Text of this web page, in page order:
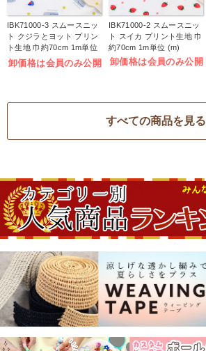
IBK71000-3 スムースニッ
ト クジラとヨット プリン
ト生地 巾約70cm 1m単位
(m)
卸価格は会員のみ公開
IBK71000-2 スムースニッ
ト スイカ プリント生地 巾
約70cm 1m単位 (m)
卸価格は会員のみ公開
すべての商品を見る